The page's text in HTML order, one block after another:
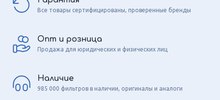
Все товары сертифицированы, проверенные бренды
Опт и розница
Продажа для юридических и физических лиц
Наличие
985 000 фильтров в наличии, оригиналы и аналоги